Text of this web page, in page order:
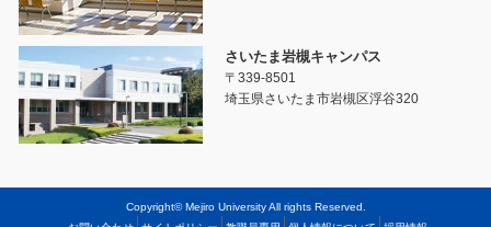
さいたま岩槻キャンパス
〒339-8501
埼玉県さいたま市岩槻区浮谷320
Copyright© Mejiro University All rights Reserved.